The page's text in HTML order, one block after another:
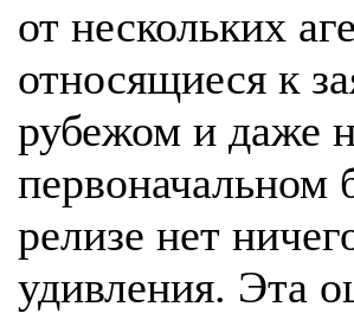
от нескольких
относящиеся к
рубежом и даже
первоначальном
релизе нет
удивления. Эта